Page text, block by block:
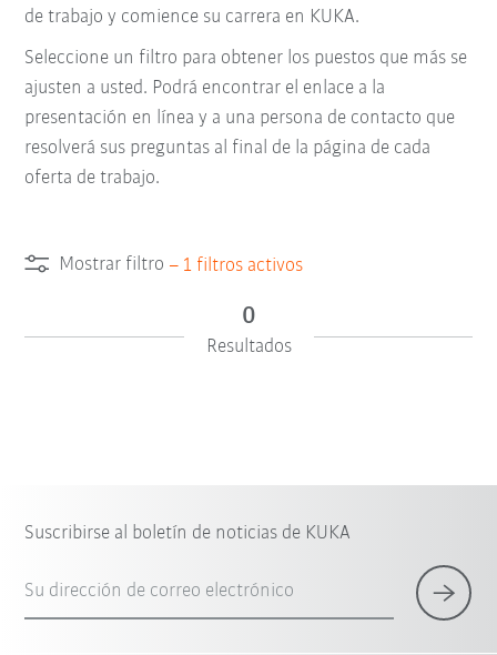
de trabajo y comience su carrera en KUKA.
Seleccione un filtro para obtener los puestos que más se
ajusten a usted. Podrá encontrar el enlace a la
presentación en línea y a una persona de contacto que
resolverá sus preguntas al final de la página de cada
oferta de trabajo.
Mostrar filtro – 1 filtros activos
0
Resultados
Suscribirse al boletín de noticias de KUKA
Su dirección de correo electrónico